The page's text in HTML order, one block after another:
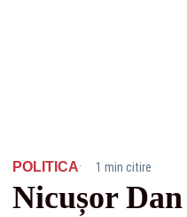
POLITICA· 1 min citire
Nicușor